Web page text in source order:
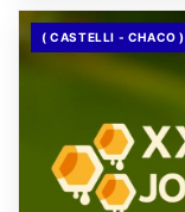
( CASTELLI - CHACO )